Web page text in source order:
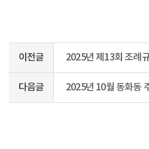
이전글 2025년 제13회 조례
다음글